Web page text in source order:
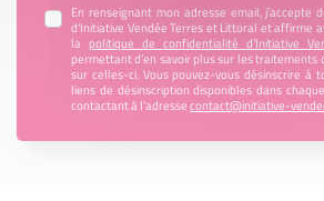
En renseignant mon adresse email,
d'Initiative Vendée Terres et Littoral et affirme
la politique de confidentialité d’Initiative
permettant d’en savoir plus sur les traitements
sur celles-ci. Vous pouvez-vous désinscrire à
liens de désinscription disponibles dans
contactant à l’adressecontact@initiative-